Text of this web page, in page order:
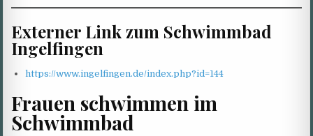
Externer Link zum Schwimmbad
Ingelfingen
https://www.ingelfingen.de/index.php?id=144
Frauen schwimmen im
Schwimmbad